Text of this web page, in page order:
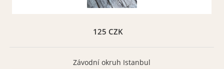
125 CZK
Závodní okruh Istanbul